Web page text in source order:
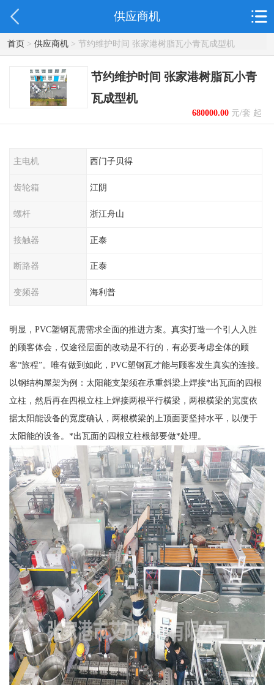
供应商机
首页> 供应商机> 节约维护时间 张家港树脂瓦小青瓦成型机
节约维护时间 张家港树脂瓦小青
瓦成型机
680000.00元/套 起
主电机 西门子贝得
齿轮箱 江阴
螺杆 浙江舟山
接触器 正泰
断路器 正泰
变频器 海利普
明显，PVC塑钢瓦需需求全面的推进方案。真实打造一个引人入胜
的顾客体会，仅途径层面的改动是不行的，有必要考虑全体的顾
客“旅程”。唯有做到如此，PVC塑钢瓦才能与顾客发生真实的连接。
以钢结构屋架为例：太阳能支架须在承重斜梁上焊接*出瓦面的四根
立柱，然后再在四根立柱上焊接两根平行横梁，两根横梁的宽度依
据太阳能设备的宽度确认，两根横梁的上顶面要坚持水平，以便于
太阳能的设备。*出瓦面的四根立柱根部要做*处理。